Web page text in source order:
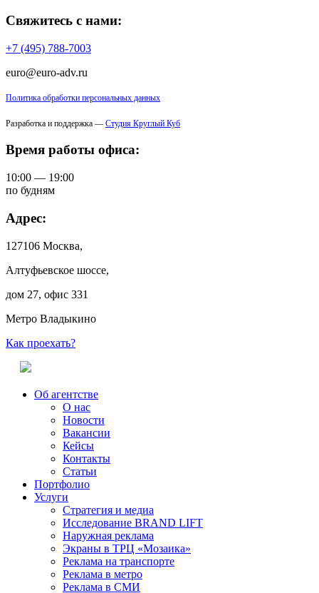
Свяжитесь с нами:
+7 (495) 788-7003
euro@euro-adv.ru
Политика обработки персональных данных
Разработка и поддержка — Студия Круглый Куб
Время работы офиса:
10:00 — 19:00
по будням
Адрес:
127106 Москва,
Алтуфьевское шоссе,
дом 27, офис 331
Метро Владыкино
Как проехать?
Об агентстве
О нас
Новости
Вакансии
Кейсы
Контакты
Статьи
Портфолио
Услуги
Стратегия и медиа
Исследование BRAND LIFT
Наружная реклама
Экраны в ТРЦ «Мозаика»
Реклама на транспорте
Реклама в метро
Реклама в СМИ